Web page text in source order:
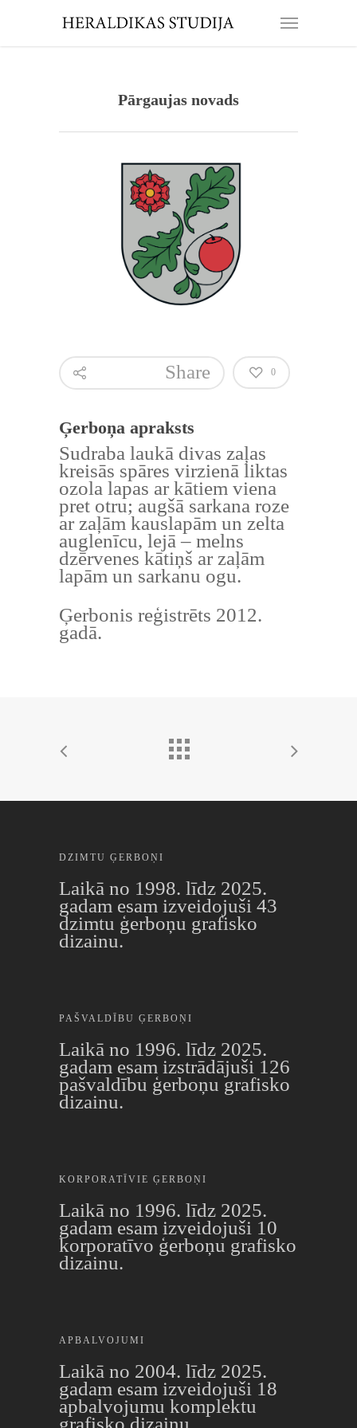
Pārgaujas novads
Share 0
Ģerboņa apraksts
Sudraba laukā divas zaļas
kreisās spāres virzienā liktas
ozola lapas ar kātiem viena
pret otru; augšā sarkana roze
ar zaļām kauslapām un zelta
auglenīcu, lejā – melns
dzērvenes kātiņš ar zaļām
lapām un sarkanu ogu.
Ģerbonis reģistrēts 2012.
gadā.
DZIMTU ĢERBOŅI
Laikā no 1998. līdz 2025.
gadam esam izveidojuši 43
dzimtu ģerboņu grafisko
dizainu.
PAŠVALDĪBU ĢERBOŅI
Laikā no 1996. līdz 2025.
gadam esam izstrādājuši 126
pašvaldību ģerboņu grafisko
dizainu.
KORPORATĪVIE ĢERBOŅI
Laikā no 1996. līdz 2025.
gadam esam izveidojuši 10
korporatīvo ģerboņu grafisko
dizainu.
APBALVOJUMI
Laikā no 2004. līdz 2025.
gadam esam izveidojuši 18
apbalvojumu komplektu
grafisko dizainu.